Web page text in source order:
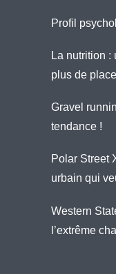
Profil
La nutrition :
plus de
Gravel
tendance !
Polar Street
urbain qui
Western
l’extrême